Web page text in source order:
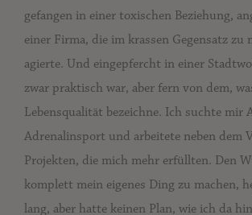
gefangen in einer toxischen Beziehung,
einer Firma, die im krassen Gegensatz zu
agierte. Und eingepfercht in einer
zwar praktisch war, aber fern von dem,
Lebensqualität bezeichne. Ich suchte mir
Adrenalinsport und arbeitete neben dem
Projekten, die mich mehr erfüllten. Den
komplett mein eigenes Ding zu machen,
lang, aber hatte keinen Plan, wie ich da